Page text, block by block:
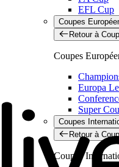
EFL Cup
Coupes
Retour à
Coupes
Europa
Super
Coupes
Retour à
Coupes